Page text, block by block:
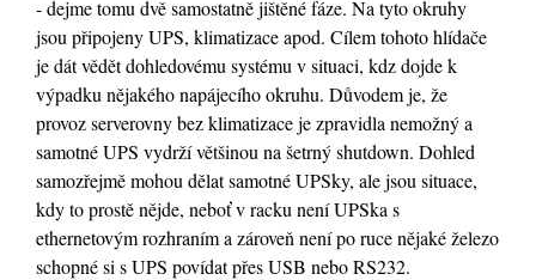
- dejme tomu dvě samostatně jištěné fáze. Na tyto okruhy
jsou připojeny UPS, klimatizace apod. Cílem tohoto hlídače
je dát vědět dohledovému systému v situaci, kdz dojde k
výpadku nějakého napájecího okruhu. Důvodem je, že
provoz serverovny bez klimatizace je zpravidla nemožný a
samotné UPS vydrží většinou na šetrný shutdown. Dohled
samozřejmě mohou dělat samotné UPSky, ale jsou situace,
kdy to prostě nějde, neboť v racku není UPSka s
ethernetovým rozhraním a zároveň není po ruce nějaké železo
schopné si s UPS povídat přes USB nebo RS232.